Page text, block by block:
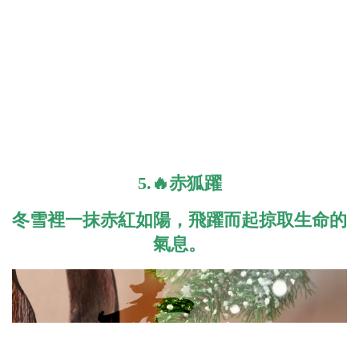
5.🔥赤狐躍
冬雪裡一抹赤紅如陽，飛躍而起掠取生命的
氣息。